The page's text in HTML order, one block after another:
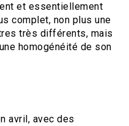
et essentiellement
complet, non plus une
très différents, mais
homogénéité de son
avril, avec des